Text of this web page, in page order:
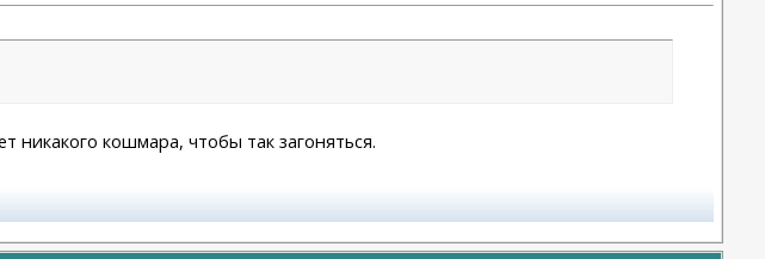
никакого кошмара, чтобы так загоняться.